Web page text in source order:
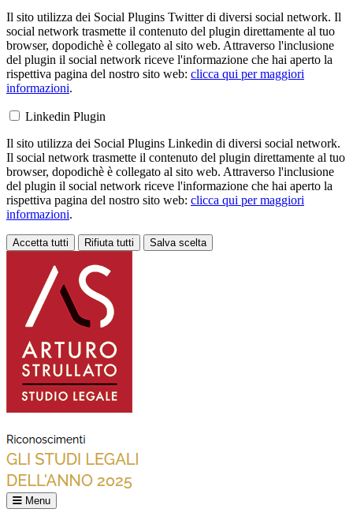
Il sito utilizza dei Social Plugins Twitter di diversi social network. Il
social network trasmette il contenuto del plugin direttamente al tuo
browser, dopodichè è collegato al sito web. Attraverso l'inclusione
del plugin il social network riceve l'informazione che hai aperto la
rispettiva pagina del nostro sito web: clicca qui per maggiori
informazioni.
Linkedin Plugin
Il sito utilizza dei Social Plugins Linkedin di diversi social network.
Il social network trasmette il contenuto del plugin direttamente al tuo
browser, dopodichè è collegato al sito web. Attraverso l'inclusione
del plugin il social network riceve l'informazione che hai aperto la
rispettiva pagina del nostro sito web: clicca qui per maggiori
informazioni.
Accetta tutti Rifiuta tutti Salva scelta
Menu